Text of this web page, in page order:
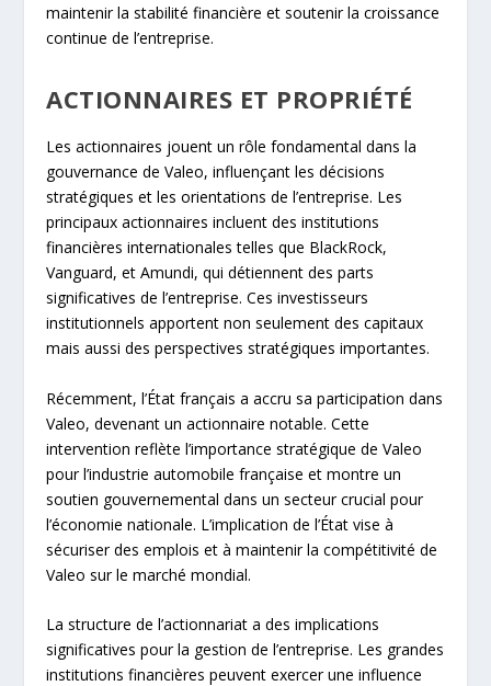
maintenir la stabilité financière et soutenir la croissance
continue de l’entreprise.
ACTIONNAIRES ET PROPRIÉTÉ
Les actionnaires jouent un rôle fondamental dans la
gouvernance de Valeo, influençant les décisions
stratégiques et les orientations de l’entreprise. Les
principaux actionnaires incluent des institutions
financières internationales telles que BlackRock,
Vanguard, et Amundi, qui détiennent des parts
significatives de l’entreprise. Ces investisseurs
institutionnels apportent non seulement des capitaux
mais aussi des perspectives stratégiques importantes.
Récemment, l’État français a accru sa participation dans
Valeo, devenant un actionnaire notable. Cette
intervention reflète l’importance stratégique de Valeo
pour l’industrie automobile française et montre un
soutien gouvernemental dans un secteur crucial pour
l’économie nationale. L’implication de l’État vise à
sécuriser des emplois et à maintenir la compétitivité de
Valeo sur le marché mondial.
La structure de l’actionnariat a des implications
significatives pour la gestion de l’entreprise. Les grandes
institutions financières peuvent exercer une influence